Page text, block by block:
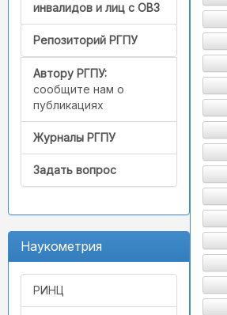
инвалидов и лиц с ОВЗ
Репозиторий РГПУ
Автору РГПУ:
сообщите нам о
публикациях
Журналы РГПУ
Задать вопрос
Наукометрия
РИНЦ